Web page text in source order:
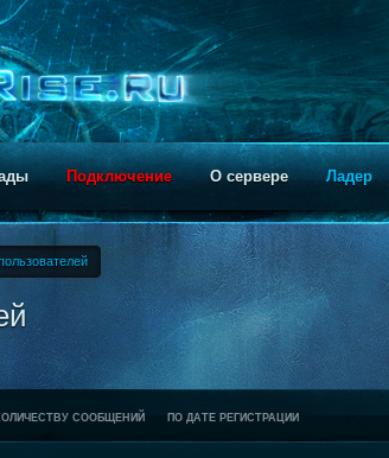
Подключение О сервере Ладер
СООБЩЕНИЙ ПО ДАТЕ РЕГИСТРАЦИИ